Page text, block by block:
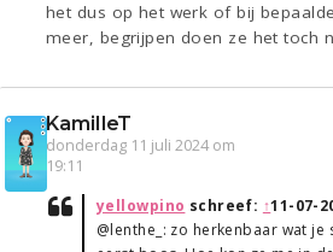
het dus op het werk of bij
meer, begrijpen doen ze het toch
KamilleT
donderdag 11 juli 2024 om
19:11
yellowpino schreef: ↑11-07-
@lenthe_: zo herkenbaar wat je